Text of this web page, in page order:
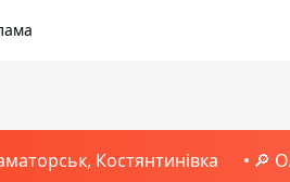
Костянтинівка 🔎